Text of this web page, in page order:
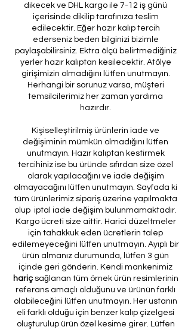
dikecek ve DHL kargo ile 7-12 iş günü
içerisinde dikilip tarafınıza teslim
edilecektir. Eğer hazır kalıp tercih
ederseniz beden bilginizi bizimle
paylaşabilirsiniz. Ektra ölçü belirtmediğiniz
yerler hazır kalıptan kesilecektir. Atölye
girişimizin olmadığını lütfen unutmayın.
Herhangi bir sorunuz varsa, müşteri
temsilcilerimiz her zaman yardıma
hazırdır.
Kişiselleştirilmiş ürünlerin iade ve
değişiminin mümkün olmadığını lütfen
unutmayın. Hazır kalıptan kestirmek
tercihiniz ise bu üründe sıfırdan size özel
olarak yapılacağını ve iade değişim
olmayacağını lütfen unutmayın. Sayfada ki
tüm ürünlerimiz sipariş üzerine yapılmakta
olup iptal iade değişim bulunmamaktadır.
Kargo ücreti size aittir. Harici düzeltmeler
için tahakkuk eden ücretlerin talep
edilemeyeceğini lütfen unutmayın. Ayıplı bir
ürün almanız durumunda, lütfen 3 gün
içinde geri gönderin. Kendi mankenimiz
hariçsağlanan tüm örnek ürün resimlerinin
referans amaçlı olduğunu ve ürünün farklı
olabileceğini lütfen unutmayın. Her ustanın
eli farklı olduğu için benzer kalıp çizelgesi
oluşturulup ürün özel kesime girer. Lütfen